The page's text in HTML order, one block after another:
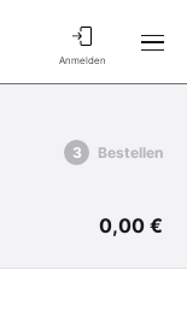
Anmelden
Bestellen
0,00 €